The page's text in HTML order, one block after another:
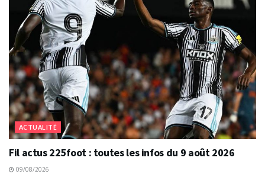
ACTUALITÉ
Fil actus 225foot : toutes les infos du 9 août 2026
09/08/2026